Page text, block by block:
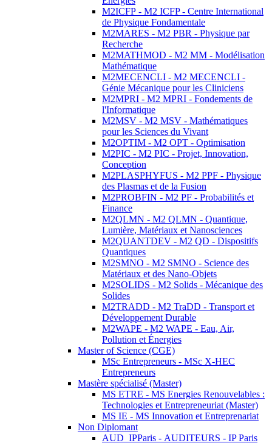
M2ICFP - M2 ICFP - Centre International
de Physique Fondamentale
M2MARES - M2 PBR - Physique par
Recherche
M2MATHMOD - M2 MM - Modélisation
Mathématique
M2MECENCLI - M2 MECENCLI -
Génie Mécanique pour les Cliniciens
M2MPRI - M2 MPRI - Fondements de
l'Informatique
M2MSV - M2 MSV - Mathématiques
pour les Sciences du Vivant
M2OPTIM - M2 OPT - Optimisation
M2PIC - M2 PIC - Projet, Innovation,
Conception
M2PLASPHYFUS - M2 PPF - Physique
des Plasmas et de la Fusion
M2PROBFIN - M2 PF - Probabilités et
Finance
M2QLMN - M2 QLMN - Quantique,
Lumière, Matériaux et Nanosciences
M2QUANTDEV - M2 QD - Dispositifs
Quantiques
M2SMNO - M2 SMNO - Science des
Matériaux et des Nano-Objets
M2SOLIDS - M2 Solids - Mécanique des
Solides
M2TRADD - M2 TraDD - Transport et
Développement Durable
M2WAPE - M2 WAPE - Eau, Air,
Pollution et Énergies
Master of Science (CGE)
MSc Entrepreneurs - MSc X-HEC
Entrepreneurs
Mastère spécialisé (Master)
MS ETRE - MS Energies Renouvelables :
Technologies et Entrepreneuriat (Master)
MS IE - MS Innovation et Entreprenariat
Non Diplomant
AUD_IPParis - AUDITEURS - IP Paris